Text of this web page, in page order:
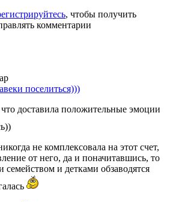
, чтобы получить
комментарии
поселиться)))
доставила положительные эмоции
не комплексовала на этот счет,
от него, да и поначитавшись, то
и детками обзаводятся